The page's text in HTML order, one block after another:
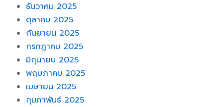
ธันวาคม 2025
ตุลาคม 2025
กันยายน 2025
กรกฎาคม 2025
มิถุนายน 2025
พฤษภาคม 2025
เมษายน 2025
กุมภาพันธ์ 2025